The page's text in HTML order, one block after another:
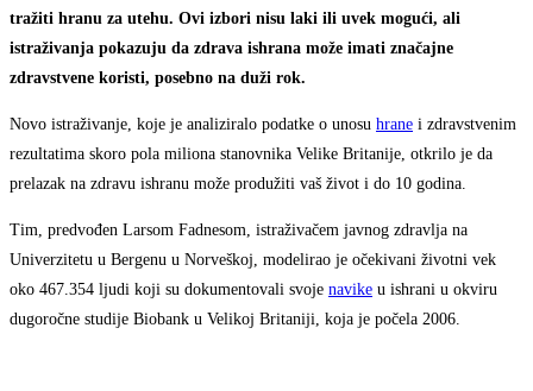
tražiti hranu za utehu. Ovi izbori nisu laki ili uvek mogući, ali
istraživanja pokazuju da zdrava ishrana može imati značajne
zdravstvene koristi, posebno na duži rok.
Novo istraživanje, koje je analiziralo podatke o unosu hrane i zdravstvenim
rezultatima skoro pola miliona stanovnika Velike Britanije, otkrilo je da
prelazak na zdravu ishranu može produžiti vaš život i do 10 godina.
Tim, predvođen Larsom Fadnesom, istraživačem javnog zdravlja na
Univerzitetu u Bergenu u Norveškoj, modelirao je očekivani životni vek
oko 467.354 ljudi koji su dokumentovali svoje navike u ishrani u okviru
dugoročne studije Biobank u Velikoj Britaniji, koja je počela 2006.